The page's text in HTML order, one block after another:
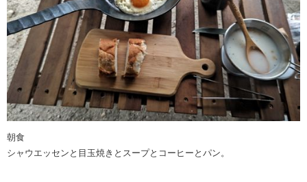
朝食
シャウエッセンと目玉焼きとスープとコーヒーとパン。